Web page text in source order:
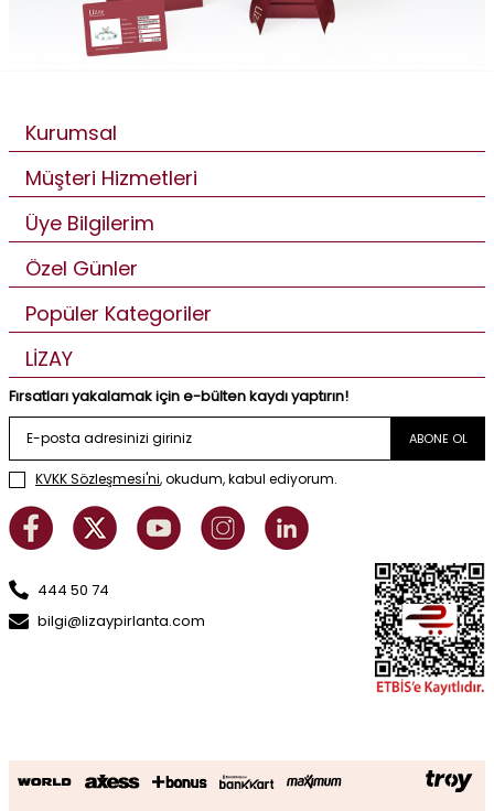
Kurumsal
Müşteri Hizmetleri
Üye Bilgilerim
Özel Günler
Popüler Kategoriler
LİZAY
Fırsatları yakalamak için e-bülten kaydı yaptırın!
ABONE OL
KVKK Sözleşmesi'ni, okudum, kabul ediyorum.
444 50 74
bilgi@lizaypirlanta.com